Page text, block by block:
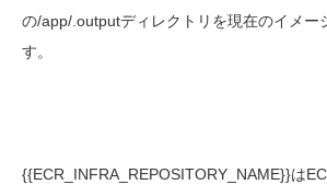
の/app/.outputディレクトリを現在のイメー
す。
{{ECR_INFRA_REPOSITORY_NAME}}はE